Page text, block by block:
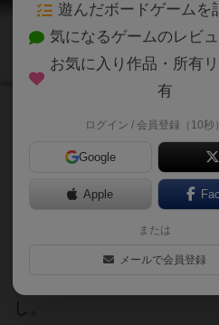
ビール工場の工場長にな
ビール作りの為に買い出し
り、自社の工場設備をアッ
し。
遊んだボードゲームを
気になるゲームのレビ
お気に入り作品・所有
有
ログイン / 会員登録（10秒）
Google
Apple
または
メールで会員登録